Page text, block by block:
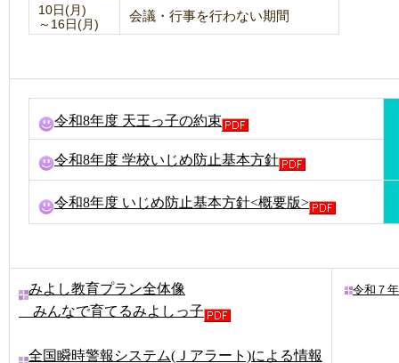
10日(月)
～16日(月)
会議・行事を行わない期間
令和8年度 天王っ子の約束
令和8年度 学校いじめ防止基本方針
令和8年度 いじめ防止基本方針<概要版>
みよし教育プラン全体像
みんなで育てるみよしっ子
全国瞬時警報システム(Ｊアラート)による情報
令和７